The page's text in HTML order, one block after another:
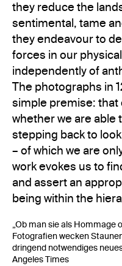
they reduce the
sentimental, tame
they endeavour to
forces in our
independently of
The photographs in
simple premise: that
whether we are able
stepping back to
– of which we are
work evokes us to
and assert an
being within the
„Ob man sie als Hommage
Fotografien wecken
dringend notwendiges
Angeles Times